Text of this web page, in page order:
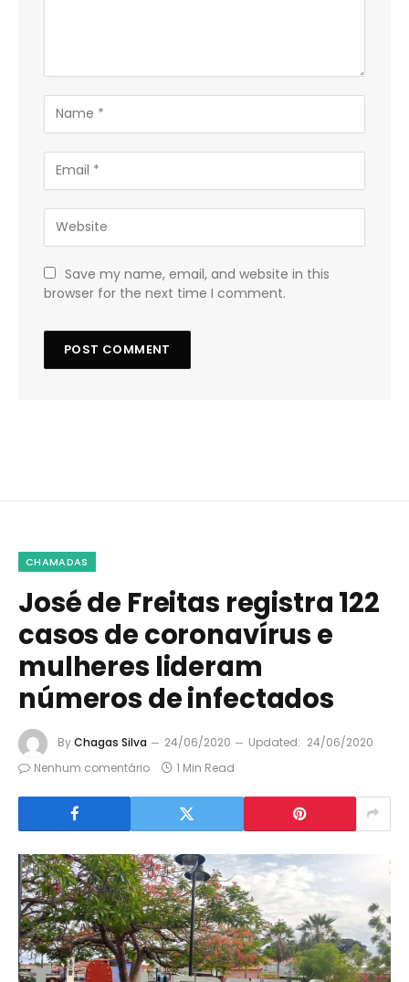
Save my name, email, and website in this
browser for the next time I comment.
CHAMADAS
José de Freitas registra 122
casos de coronavírus e
mulheres lideram
números de infectados
ByChagas Silva 24/06/2020 Updated: 24/06/2020
Nenhum comentário
1 Min Read